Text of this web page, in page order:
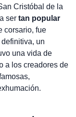
Cristóbal de la
ser tan popular
corsario, fue
un
una vida de
a los creadores de